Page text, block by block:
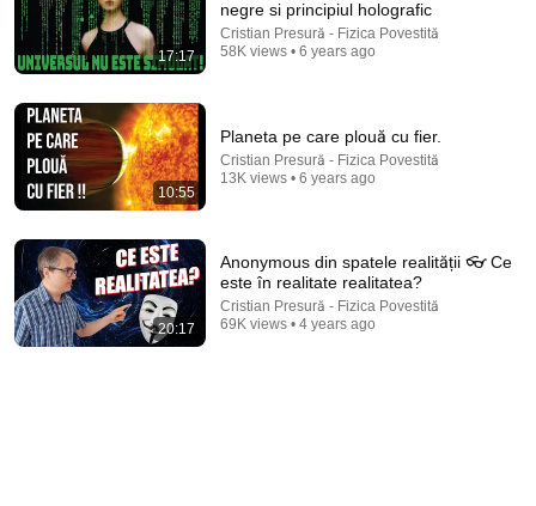
Cartea tibetană a morților - Oreste Teodorescu
17:17
negre si principiul holografic
Cristian Presură - Fizica Povestită
58K views • 6 years ago
10:55
Planeta pe care plouă cu fier.
Cristian Presură - Fizica Povestită
13K views • 6 years ago
20:17
Anonymous din spatele realității 👓 Ce
este în realitate realitatea?
Cristian Presură - Fizica Povestită
69K views • 4 years ago